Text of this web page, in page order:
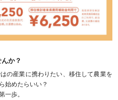
か？
の産業に携わりたい、移住して農業を
始めたらいい？
一歩。